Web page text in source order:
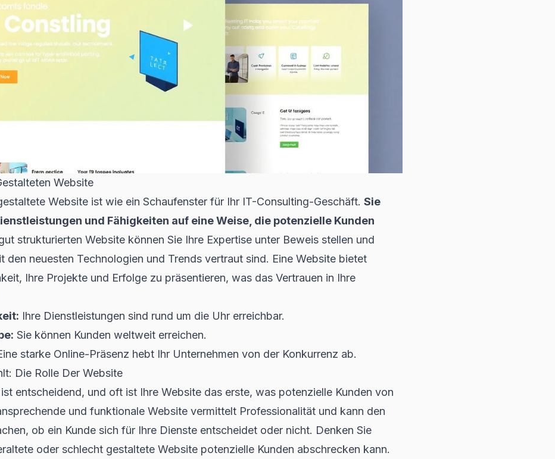
Website
Website ist wie ein Schaufenster für Ihr IT-Consulting-Geschäft. Sie
und Fähigkeiten auf eine Weise, die potenzielle Kunden
strukturierten Website können Sie Ihre Expertise unter Beweis stellen und
den neuesten Technologien und Trends vertraut sind. Eine Website bietet
Ihre Projekte und Erfolge zu präsentieren, was das Vertrauen in Ihre
Ihre Dienstleistungen sind rund um die Uhr erreichbar.
Sie können Kunden weltweit erreichen.
starke Online-Präsenz hebt Ihr Unternehmen von der Konkurrenz ab.
Die Rolle Der Website
entscheidend, und oft ist Ihre Website das erste, was potenzielle Kunden von
und funktionale Website vermittelt Professionalität und kann den
ob ein Kunde sich für Ihre Dienste entscheidet oder nicht. Denken Sie
oder schlecht gestaltete Website potenzielle Kunden abschrecken kann.